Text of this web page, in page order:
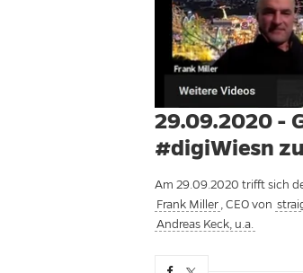
29.09.2020 -
#digiWiesn
Am 29.09.2020 trifft sich
Frank Miller , CEO von
Andreas Keck, u.a.